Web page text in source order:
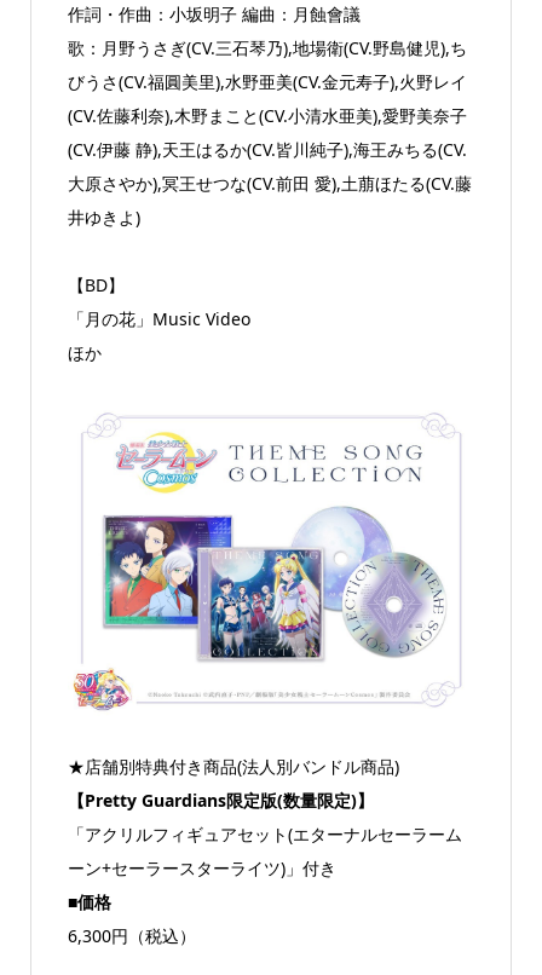
作詞・作曲：小坂明子 編曲：月蝕會議
歌：月野うさぎ(CV.三石琴乃),地場衛(CV.野島健児),ち
びうさ(CV.福圓美里),水野亜美(CV.金元寿子),火野レイ
(CV.佐藤利奈),木野まこと(CV.小清水亜美),愛野美奈子
(CV.伊藤 静),天王はるか(CV.皆川純子),海王みちる(CV.
大原さやか),冥王せつな(CV.前田 愛),土萠ほたる(CV.藤
井ゆきよ)
【BD】
「月の花」Music Video
ほか
★店舗別特典付き商品(法人別バンドル商品)
【Pretty Guardians限定版(数量限定)】
「アクリルフィギュアセット(エターナルセーラーム
ーン+セーラースターライツ)」付き
■価格
6,300円（税込）